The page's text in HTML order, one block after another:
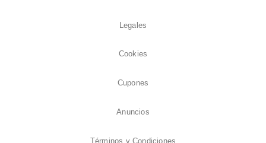
Legales
Cookies
Cupones
Anuncios
Términos y Condiciones